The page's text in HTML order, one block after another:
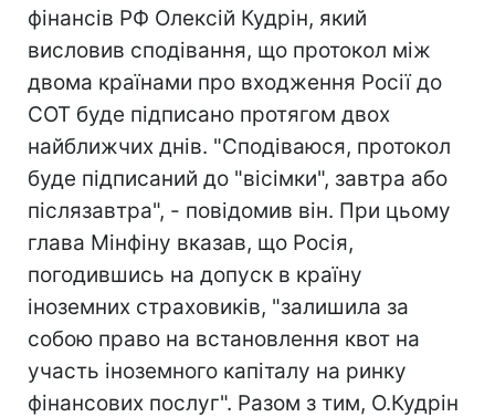
фінансів РФ Олексій Кудрін, який
висловив сподівання, що протокол між
двома країнами про входження Росії до
СОТ буде підписано протягом двох
найближчих днів. "Сподіваюся, протокол
буде підписаний до "вісімки", завтра або
післязавтра", - повідомив він. При цьому
глава Мінфіну вказав, що Росія,
погодившись на допуск в країну
іноземних страховиків, "залишила за
собою право на встановлення квот на
участь іноземного капіталу на ринку
фінансових послуг". Разом з тим, О.Кудрін